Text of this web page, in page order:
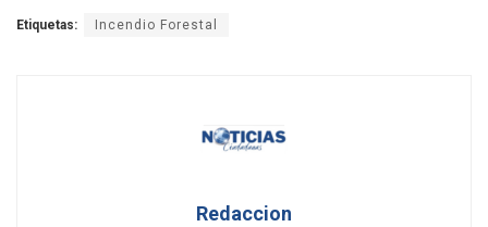
Etiquetas: Incendio Forestal
Redaccion